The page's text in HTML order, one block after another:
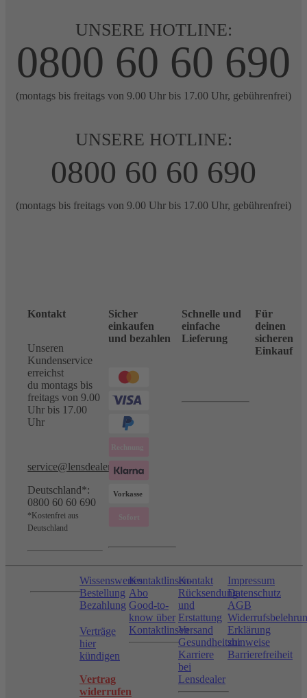
UNSERE HOTLINE:
0800 60 60 690
(montags bis freitags von 9.00 Uhr bis 17.00 Uhr, gebührenfrei)
UNSERE HOTLINE:
0800 60 60 690
(montags bis freitags von 9.00 Uhr bis 17.00 Uhr, gebührenfrei)
Kontakt
Unseren
Kundenservice
erreichst
du montags bis
freitags von 9.00
Uhr bis 17.00
Uhr
service@lensdealer.com
Deutschland*:
0800 60 60 690
*Kostenfrei aus
Deutschland
Sicher
einkaufen
und bezahlen
Schnelle und
einfache
Lieferung
Für
deinen
sicheren
Einkauf
Wissenswertes
Bestellung
Bezahlung
Verträge
hier
kündigen
Vertrag
widerrufen
Kontaktlinsen-
Abo
Good-to-
know über
Kontaktlinsen
Kontakt
Rücksendung
und
Erstattung
Versand
Gesundheitshinweise
Karriere
bei
Lensdealer
Impressum
Datenschutz
AGB
Erklärung
zur
Barrierefreiheit